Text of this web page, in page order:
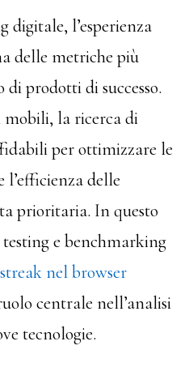
digitale, l’esperienza
delle metriche più
prodotti di successo.
mobili, la ricerca di
per ottimizzare le
l’efficienza delle
prioritaria. In questo
e benchmarking
nel browser
centrale nell’analisi
tecnologie.